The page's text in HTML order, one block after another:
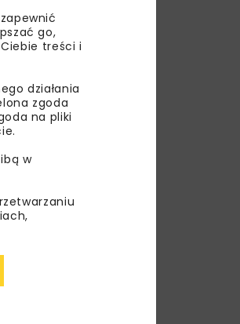
Dróg
go,
treści i
działania
zgoda
na pliki
w